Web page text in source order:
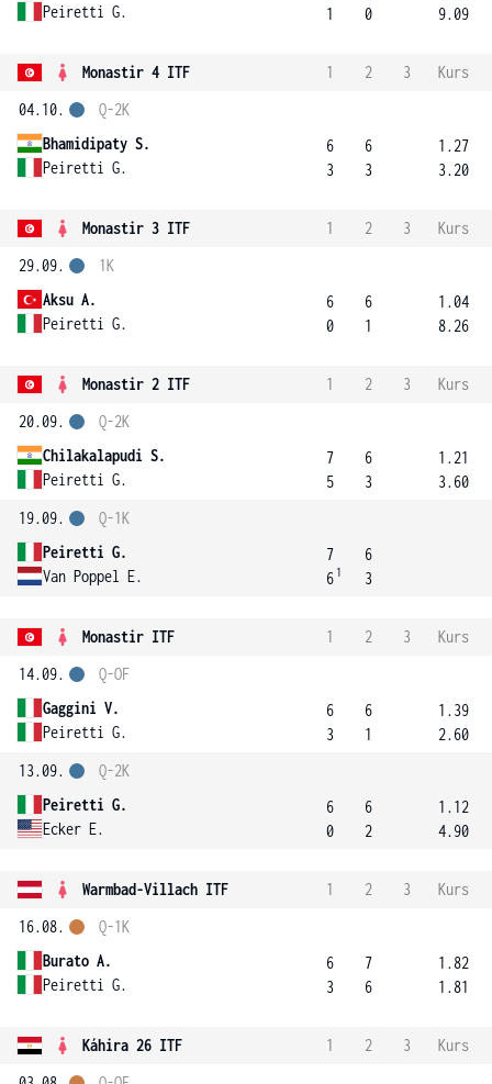
Peiretti G.
1
0
9.09
Monastir 4 ITF 1 2 3
Kurs
04.10.
Bhamidipaty S.
Peiretti G.
Q-2K
6
3
6
3
1.27
3.20
Monastir 3 ITF 1 2 3
Kurs
29.09.
Aksu A.
Peiretti G.
1K
6
0
6
1
1.04
8.26
Monastir 2 ITF 1 2 3
Kurs
20.09.
Chilakalapudi S.
Peiretti G.
Q-2K
7
5
6
3
1.21
3.60
19.09.
Peiretti G.
Van Poppel E.
Q-1K
7
6 1
6
3
Monastir ITF 1 2 3
Kurs
14.09.
Gaggini V.
Peiretti G.
Q-OF
6
3
6
1
1.39
2.60
13.09.
Peiretti G.
Ecker E.
Q-2K
6
0
6
2
1.12
4.90
Warmbad-Villach ITF 1 2 3
Kurs
16.08.
Burato A.
Peiretti G.
Q-1K
6
3
7
6
1.82
1.81
Káhira 26 ITF 1 2 3
Kurs